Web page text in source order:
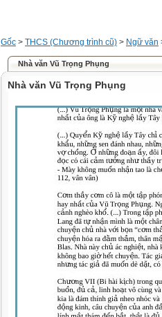
Gốc > THCS (Chương trình cũ) > Ngữ văn
Nhà văn Vũ Trọng Phụng
Nhà văn Vũ Trọng Phụng